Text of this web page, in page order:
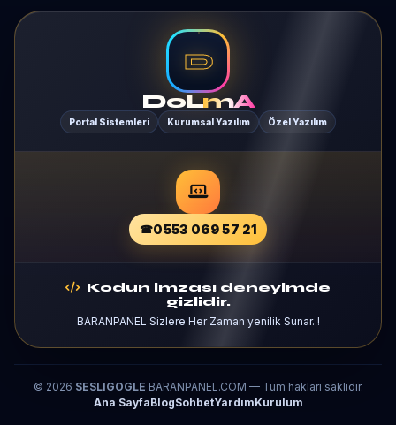
D
DoLmA
Portal Sistemleri Kurumsal Yazılım Özel Yazılım
0553 069 57 21
Kodun imzası deneyimde
gizlidir.
BARANPANEL Sizlere Her Zaman yenilik Sunar. !
© 2026 SESLIGOGLE BARANPANEL.COM — Tüm hakları saklıdır.
Ana SayfaBlogSohbetYardımKurulum